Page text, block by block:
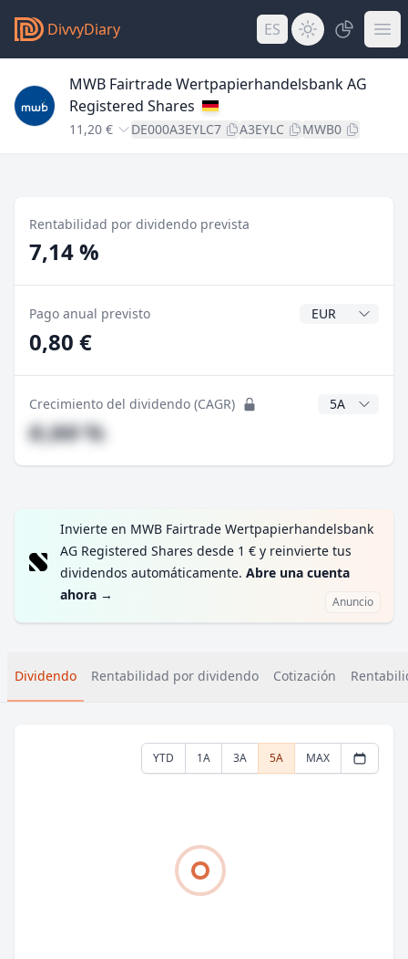
DivvyDiary ES
MWB Fairtrade Wertpapierhandelsbank AG
Registered Shares
11,20 € DE000A3EYLC7 A3EYLC MWB0
Rentabilidad por dividendo prevista
7,14 %
Pago anual previsto Divisa del
0,80 €
Crecimiento del dividendo (CAGR) Años CAGR
#,## %
Invierte en MWB Fairtrade Wertpapierhandelsbank
AG Registered Shares desde 1 € y reinvierte tus
dividendos automáticamente. Abre una cuenta
ahora → Anuncio
Dividendo Rentabilidad por dividendo Cotización
YTD 1A 3A 5A MAX